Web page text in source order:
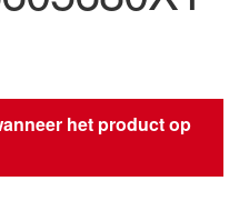
het product op